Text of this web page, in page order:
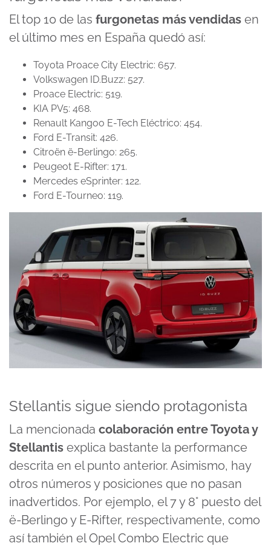
El top 10 de las furgonetas más vendidas en
el último mes en España quedó así:
Toyota Proace City Electric: 657.
Volkswagen ID.Buzz: 527.
Proace Electric: 519.
KIA PV5: 468.
Renault Kangoo E-Tech Eléctrico: 454.
Ford E-Transit: 426.
Citroën ë-Berlingo: 265.
Peugeot E-Rifter: 171.
Mercedes eSprinter: 122.
Ford E-Tourneo: 119.
Stellantis sigue siendo protagonista
La mencionada colaboración entre Toyota y
Stellantis explica bastante la performance
descrita en el punto anterior. Asimismo, hay
otros números y posiciones que no pasan
inadvertidos. Por ejemplo, el 7 y 8° puesto del
ë-Berlingo y E-Rifter, respectivamente, como
así también el Opel Combo Electric que